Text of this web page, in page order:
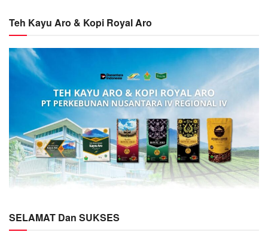
Teh Kayu Aro & Kopi Royal Aro
SELAMAT Dan SUKSES